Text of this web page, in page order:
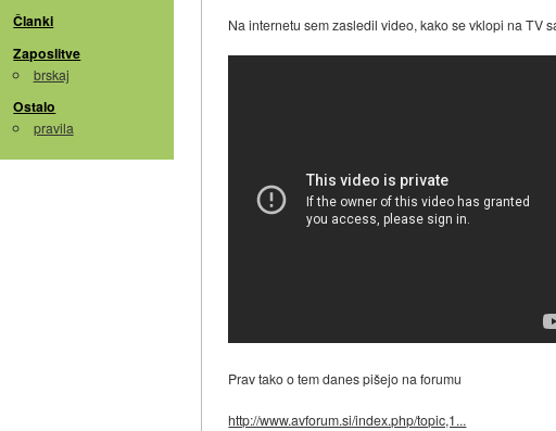
Članki
Zaposlitve
brskaj
Ostalo
pravila
Na internetu sem zasledil video, kako se vklopi na TV
Prav tako o tem danes pišejo na forumu
http://www.avforum.si/index.php/topic,1...